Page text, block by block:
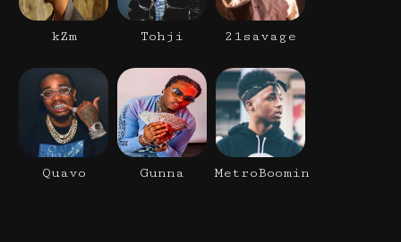
kZm Tohji 21savage
Quavo Gunna MetroBoomin